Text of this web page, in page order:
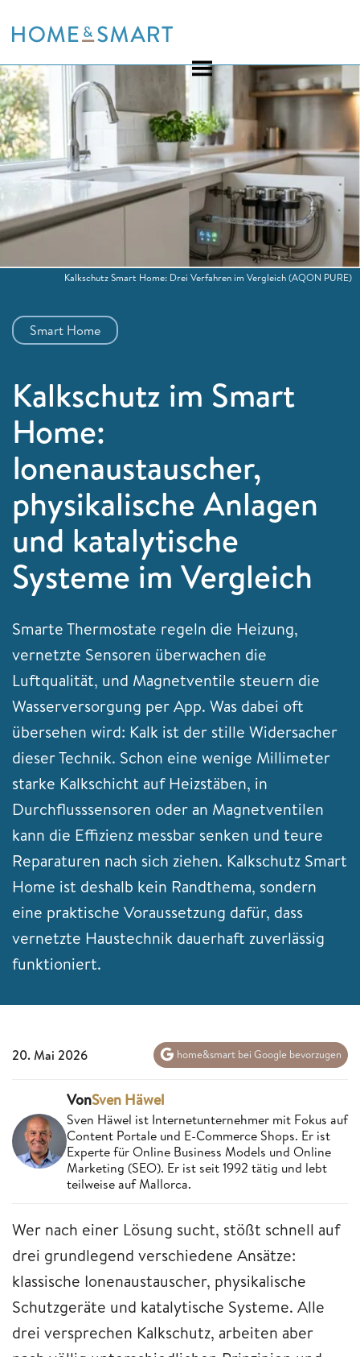
to
Smart Home
Kalkschutz im Smart
Home:
Ionenaustauscher,
physikalische Anlagen
und katalytische
Systeme im Vergleich
Smarte Thermostate regeln die Heizung,
vernetzte Sensoren überwachen die
Luftqualität, und Magnetventile steuern die
Wasserversorgung per App. Was dabei oft
übersehen wird: Kalk ist der stille Widersacher
dieser Technik. Schon eine wenige Millimeter
starke Kalkschicht auf Heizstäben, in
Durchflusssensoren oder an Magnetventilen
kann die Effizienz messbar senken und teure
Reparaturen nach sich ziehen. Kalkschutz Smart
Home ist deshalb kein Randthema, sondern
eine praktische Voraussetzung dafür, dass
vernetzte Haustechnik dauerhaft zuverlässig
funktioniert.
Kalkschutz Smart Home: Drei Verfahren im Vergleich(AQON PURE)
20. Mai 2026 home&smart bei Google bevorzugen
VonSven Häwel
Sven Häwel ist Internetunternehmer mit Fokus auf
Content Portale und E-Commerce Shops. Er ist
Experte für Online Business Models und Online
Marketing (SEO). Er ist seit 1992 tätig und lebt
teilweise auf Mallorca.
Wer nach einer Lösung sucht, stößt schnell auf
drei grundlegend verschiedene Ansätze:
klassische Ionenaustauscher, physikalische
Schutzgeräte und katalytische Systeme. Alle
drei versprechen Kalkschutz, arbeiten aber